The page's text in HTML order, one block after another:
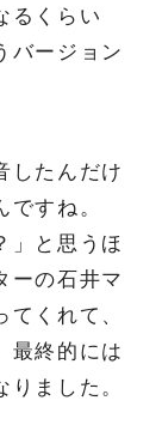
るくらい
バージョン
したんだけ
すね。
」と思うほ
ーの石井マ
くれて、
最終的には
ました。